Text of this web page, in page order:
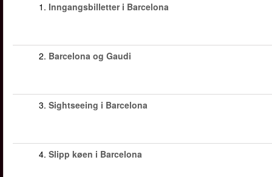
1. Inngangsbilletter i Barcelona
2. Barcelona og Gaudi
3. Sightseeing i Barcelona
4. Slipp køen i Barcelona